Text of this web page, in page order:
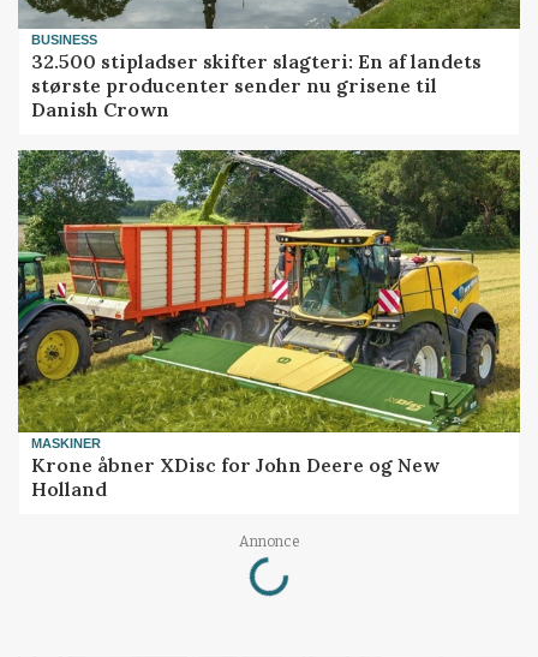
BUSINESS
32.500 stipladser skifter slagteri: En af landets
største producenter sender nu grisene til
Danish Crown
MASKINER
Krone åbner XDisc for John Deere og New
Holland
Annonce
Loading...